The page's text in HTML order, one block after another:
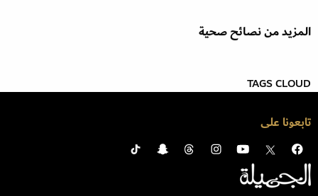
المزيد من نصائح صحية
TAGS CLOUD
تابعونا على